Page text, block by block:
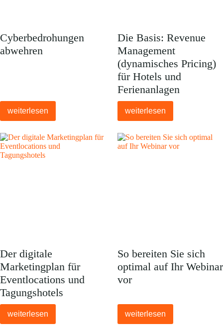
Cyberbedrohungen
abwehren
weiterlesen
Die Basis: Revenue
Management
(dynamisches Pricing)
für Hotels und
Ferienanlagen
weiterlesen
Der digitale
Marketingplan für
Eventlocations und
Tagungshotels
weiterlesen
So bereiten Sie sich
optimal auf Ihr Webinar
vor
weiterlesen